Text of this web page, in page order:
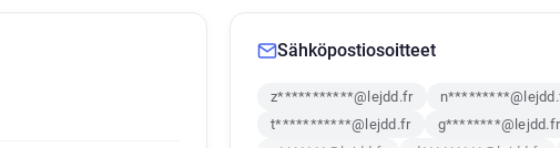
Sähköpostiosoitteet
z***********@lejdd.fr
t***********@lejdd.fr
g********@lejdd.fr